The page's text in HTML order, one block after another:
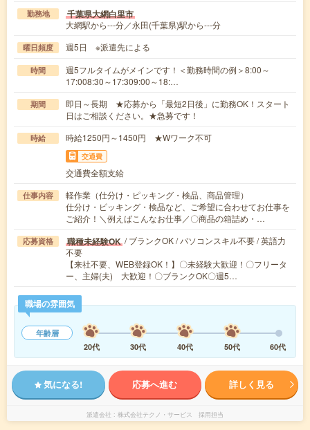
勤務地 千葉県大網白里市
大網駅から---分／永田(千葉県)駅から---分
曜日頻度 週5日 ※派遣先による
時間
週5フルタイムがメインです！＜勤務時間の例＞8:00～
17:008:30～17:309:00～18:…
期間
即日～長期 ★応募から「最短2日後」に勤務OK！スタート
日はご相談ください。★急募です！
時給 時給1250円～1450円 ★Wワーク不可
交通費
交通費全額支給
仕事内容
軽作業（仕分け・ピッキング・検品、商品管理）
仕分け・ピッキング・検品など、ご希望に合わせてお仕事を
ご紹介！＼例えばこんなお仕事／〇商品の箱詰め・…
応募資格 職種未経験OK / ブランクOK / パソコンスキル不要 / 英語力
不要
【来社不要、WEB登録OK！】〇未経験大歓迎！〇フリータ
ー、主婦(夫) 大歓迎！〇ブランクOK〇週5…
職場の雰囲気
年齢層
20代
30代 40代 50代 60代
気になる! 応募へ進む 詳しく見る
派遣会社 株式会社テクノ・サービス 採用担当